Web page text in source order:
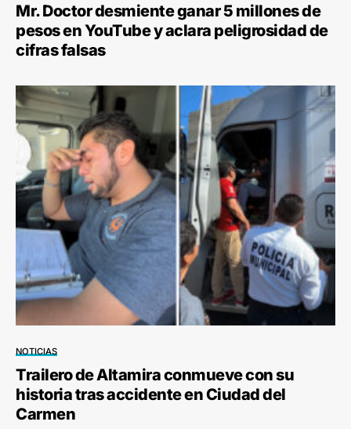
Mr. Doctor desmiente ganar 5 millones de
pesos en YouTube y aclara peligrosidad de
cifras falsas
NOTICIAS
Trailero de Altamira conmueve con su
historia tras accidente en Ciudad del
Carmen